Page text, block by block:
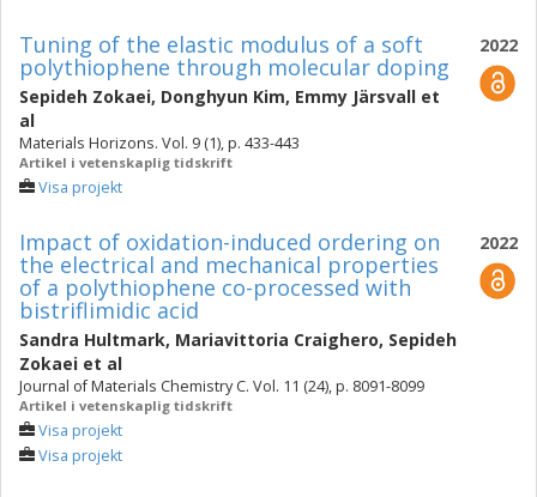
2022
Tuning of the elastic modulus of a soft
polythiophene through molecular doping
Sepideh Zokaei, Donghyun Kim, Emmy Järsvall et
al
Materials Horizons. Vol. 9 (1), p. 433-443
Artikel i vetenskaplig tidskrift
Visa projekt
2022
Impact of oxidation-induced ordering on
the electrical and mechanical properties
of a polythiophene co-processed with
bistriflimidic acid
Sandra Hultmark, Mariavittoria Craighero, Sepideh
Zokaei et al
Journal of Materials Chemistry C. Vol. 11 (24), p. 8091-8099
Artikel i vetenskaplig tidskrift
Visa projekt
Visa projekt